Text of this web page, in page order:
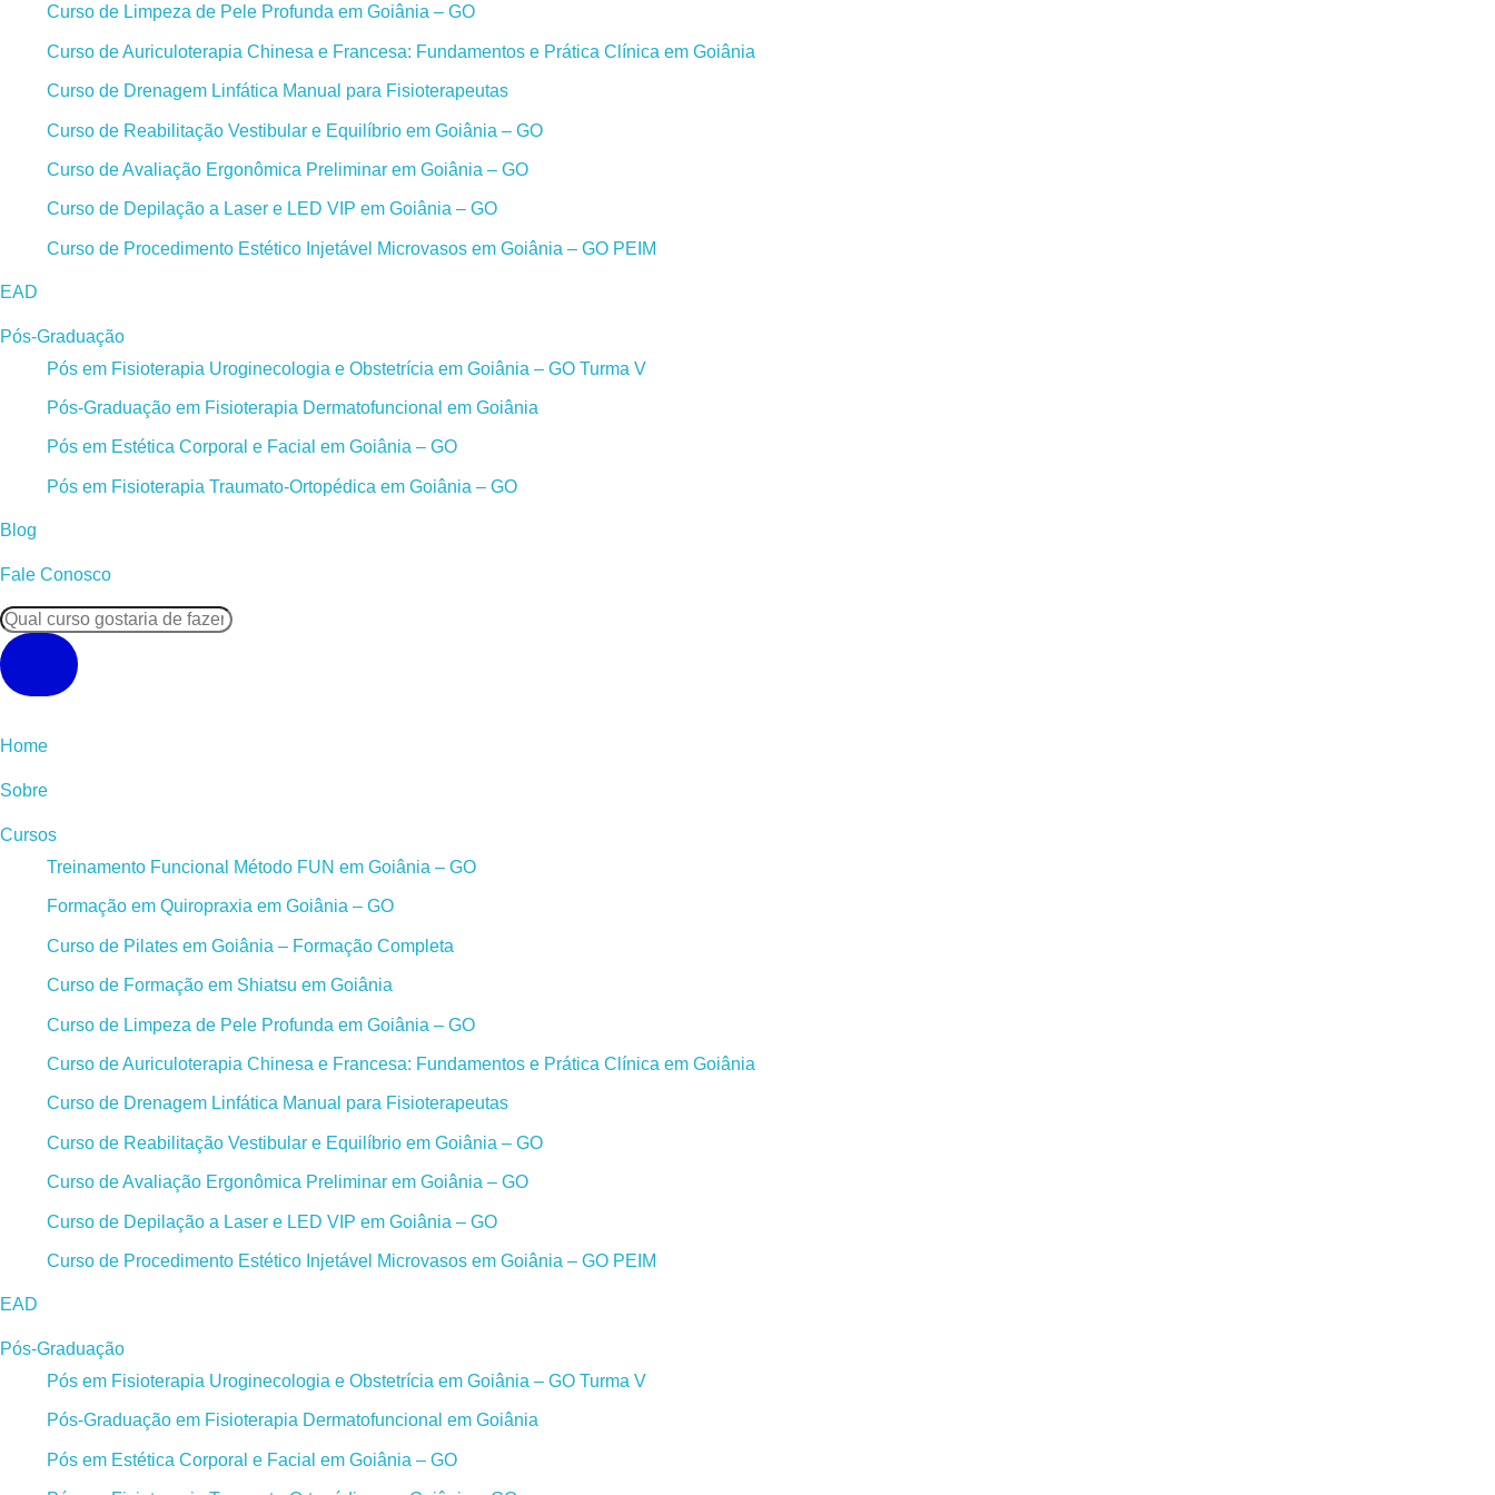
Curso de Limpeza de Pele Profunda em Goiânia – GO
Curso de Auriculoterapia Chinesa e Francesa: Fundamentos e Prática Clínica em Goiânia
Curso de Drenagem Linfática Manual para Fisioterapeutas
Curso de Reabilitação Vestibular e Equilíbrio em Goiânia – GO
Curso de Avaliação Ergonômica Preliminar em Goiânia – GO
Curso de Depilação a Laser e LED VIP em Goiânia – GO
Curso de Procedimento Estético Injetável Microvasos em Goiânia – GO PEIM
EAD
Pós-Graduação
Pós em Fisioterapia Uroginecologia e Obstetrícia em Goiânia – GO Turma V
Pós-Graduação em Fisioterapia Dermatofuncional em Goiânia
Pós em Estética Corporal e Facial em Goiânia – GO
Pós em Fisioterapia Traumato-Ortopédica em Goiânia – GO
Blog
Fale Conosco
Pesquisar
produtos
Home
Sobre
Cursos
Treinamento Funcional Método FUN em Goiânia – GO
Formação em Quiropraxia em Goiânia – GO
Curso de Pilates em Goiânia – Formação Completa
Curso de Formação em Shiatsu em Goiânia
Curso de Limpeza de Pele Profunda em Goiânia – GO
Curso de Auriculoterapia Chinesa e Francesa: Fundamentos e Prática Clínica em Goiânia
Curso de Drenagem Linfática Manual para Fisioterapeutas
Curso de Reabilitação Vestibular e Equilíbrio em Goiânia – GO
Curso de Avaliação Ergonômica Preliminar em Goiânia – GO
Curso de Depilação a Laser e LED VIP em Goiânia – GO
Curso de Procedimento Estético Injetável Microvasos em Goiânia – GO PEIM
EAD
Pós-Graduação
Pós em Fisioterapia Uroginecologia e Obstetrícia em Goiânia – GO Turma V
Pós-Graduação em Fisioterapia Dermatofuncional em Goiânia
Pós em Estética Corporal e Facial em Goiânia – GO